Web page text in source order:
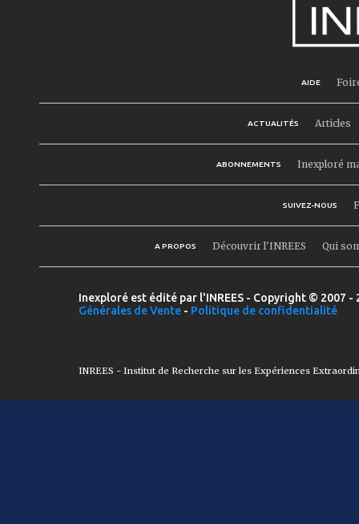
AIDE
ACTUALITÉS Articles
ABONNEMENTS Inexploré
SUIVEZ-NOUS
A PROPOS Découvrir l'INREES Qui
Inexploré est édité par l'INREES - Copyright © 2007
Générales de Vente - Politique de confidentialité
INREES - Institut de Recherche sur les Expériences